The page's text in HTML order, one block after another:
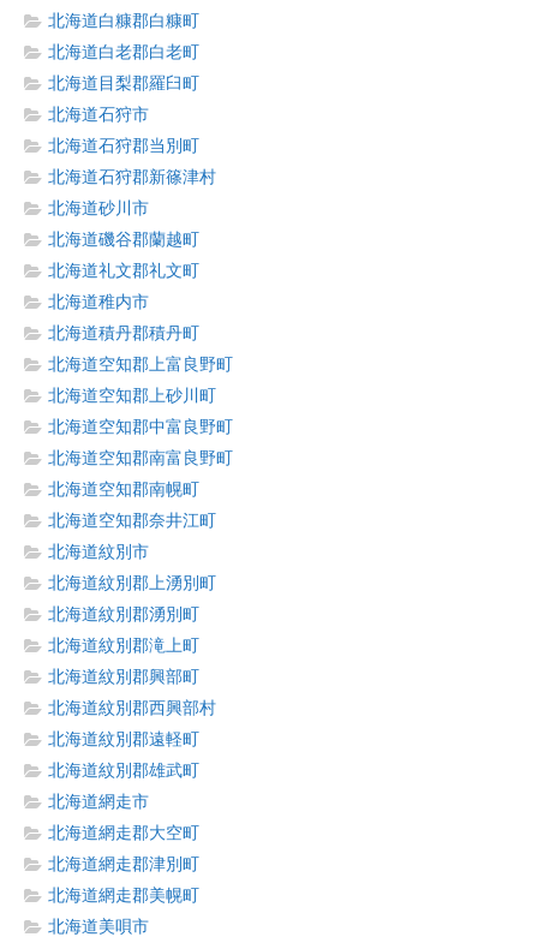
北海道白糠郡白糠町
北海道白老郡白老町
北海道目梨郡羅臼町
北海道石狩市
北海道石狩郡当別町
北海道石狩郡新篠津村
北海道砂川市
北海道磯谷郡蘭越町
北海道礼文郡礼文町
北海道稚内市
北海道積丹郡積丹町
北海道空知郡上富良野町
北海道空知郡上砂川町
北海道空知郡中富良野町
北海道空知郡南富良野町
北海道空知郡南幌町
北海道空知郡奈井江町
北海道紋別市
北海道紋別郡上湧別町
北海道紋別郡湧別町
北海道紋別郡滝上町
北海道紋別郡興部町
北海道紋別郡西興部村
北海道紋別郡遠軽町
北海道紋別郡雄武町
北海道網走市
北海道網走郡大空町
北海道網走郡津別町
北海道網走郡美幌町
北海道美唄市